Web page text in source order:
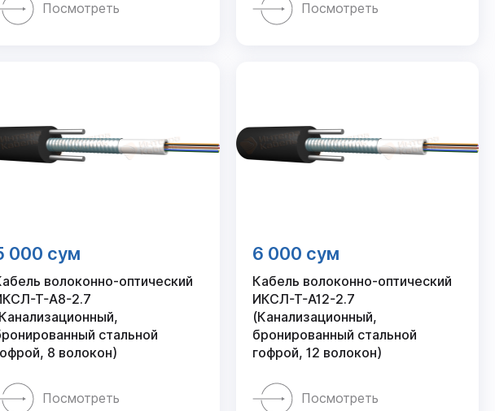
Посмотреть Посмотреть
000 сум
волоконно-оптический
Т-А8-2.7
стальной
8 волокон)
Посмотреть
6 000 сум
Кабель волоконно-оптический
ИКСЛ-Т-А12-2.7
(Канализационный,
бронированный стальной
гофрой, 12 волокон)
Посмотреть